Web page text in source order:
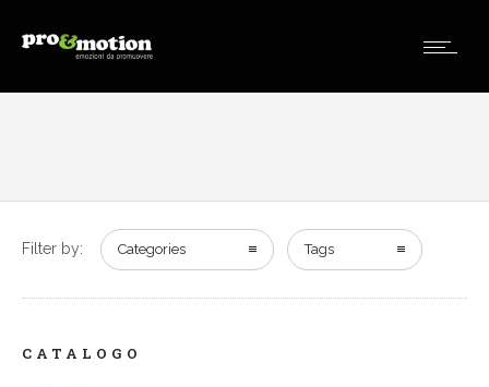
Filter by: Categories Tags
CATALOGO